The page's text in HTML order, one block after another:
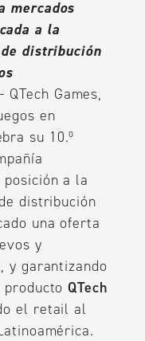
mercados
a la
distribución
QTech Games,
en
su 10.º
a la
distribución
una oferta
y
y garantizando
productoQTech
el retail al